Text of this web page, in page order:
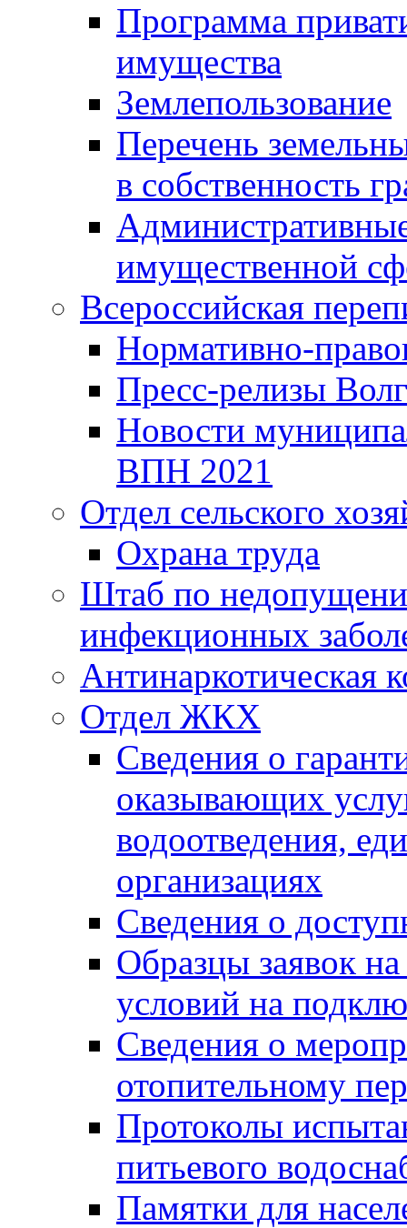
Программа
имущества
Землепользование
Перечень
в собственность
имущественной
Всероссийская
Нормативно-
Пресс-релизы
Новости
ВПН 2021
Отдел сельского
Охрана труда
Штаб по
инфекционных
Антинаркотическая
Отдел ЖКХ
Сведения о
оказывающих
водоотведения,
организациях
Сведения о
Образцы заявок
условий на
Сведения о
отопительному
Протоколы
питьевого
Памятки для